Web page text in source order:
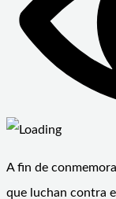
A fin de
que luchan contra